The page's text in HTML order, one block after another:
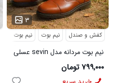
۳ ...
کفش و صندل نیم بوت نیم بوت مردانه
نیم بوت مردانه مدل sevin عسلی
کد 6426
۷۹۹,۰۰۰ تومان